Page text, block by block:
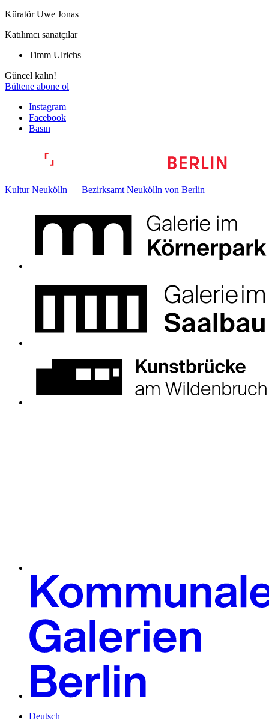
Küratör Uwe Jonas
Katılımcı sanatçılar
Timm Ulrichs
Güncel kalın!
Bültene abone ol
Instagram
Facebook
Basın
Kultur Neukölln — Bezirksamt Neukölln von Berlin
Deutsch